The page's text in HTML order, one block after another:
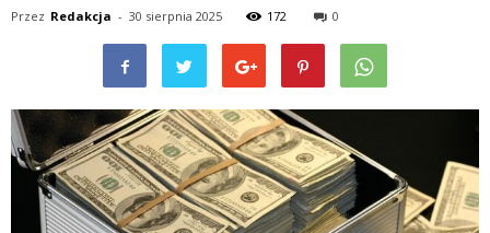
Przez Redakcja - 30 sierpnia 2025 172 0